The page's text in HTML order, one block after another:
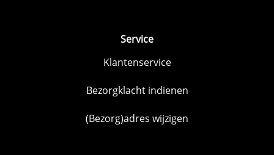
Service
Klantenservice
Bezorgklacht indienen
(Bezorg)adres wijzigen